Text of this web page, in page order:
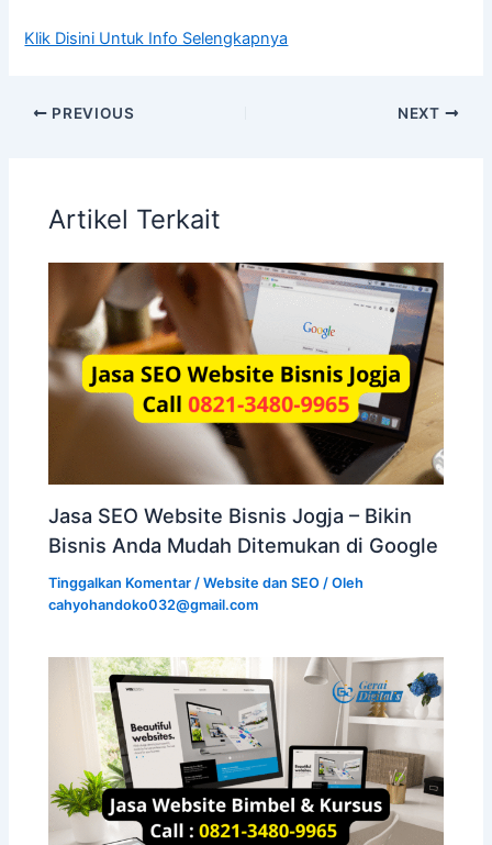
Klik Disini Untuk Info Selengkapnya
PREVIOUS NEXT
Artikel Terkait
Jasa SEO Website Bisnis Jogja – Bikin
Bisnis Anda Mudah Ditemukan di Google
Tinggalkan Komentar /Website dan SEO / Oleh
cahyohandoko032@gmail.com